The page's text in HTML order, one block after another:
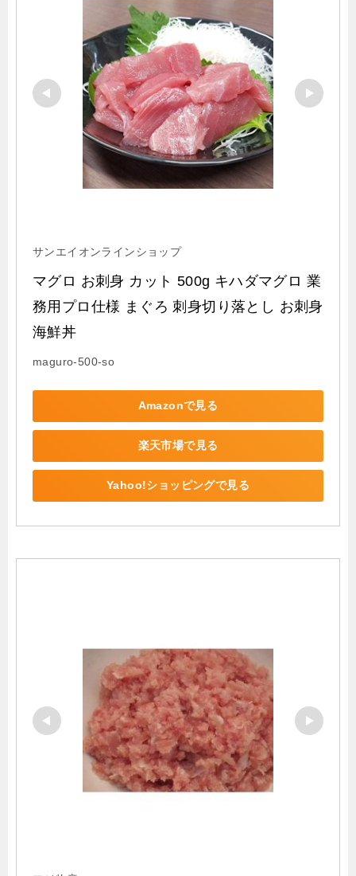
サンエイオンラインショップ
マグロ お刺身 カット 500g キハダマグロ 業
務用プロ仕様 まぐろ 刺身切り落とし お刺身
海鮮丼
maguro-500-so
Amazonで見る
楽天市場で見る
Yahoo!ショッピングで見る